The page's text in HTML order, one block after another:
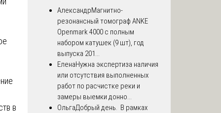
в
АлександрМагнитно-
резонансный томограф ANKE
Openmark 4000 с полным
набором катушек (9 шт), год
выпуска 201...
ЕленаНужна экспертиза наличия
или отсутствия выполненных
работ по расчистке реки и
замеры выемки донно...
ОльгаДобрый день. В рамках